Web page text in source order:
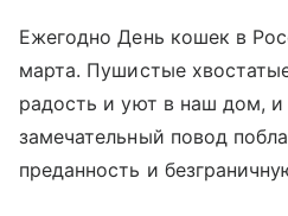
Ежегодно День кошек в
марта. Пушистые
радость и уют в наш дом,
замечательный повод
преданность и